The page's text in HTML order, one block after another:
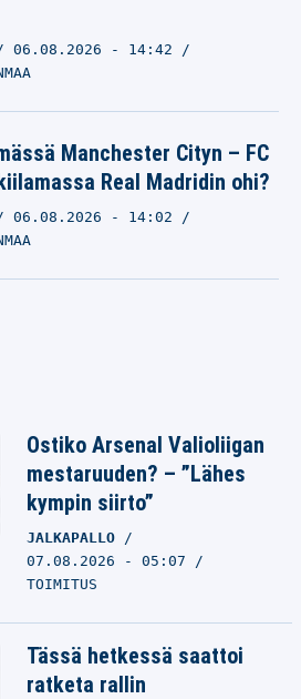
06.08.2026 - 14:42
Manchester Cityn – FC
Real Madridin ohi?
06.08.2026 - 14:02
Ostiko Arsenal Valioliigan
mestaruuden? – ”Lähes
kympin siirto”
JALKAPALLO
07.08.2026 - 05:07
TOIMITUS
Tässä hetkessä saattoi
ratketa rallin